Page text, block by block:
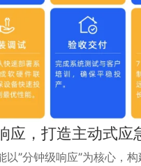
应，打造主动式应
以”分钟级响应”为核心，